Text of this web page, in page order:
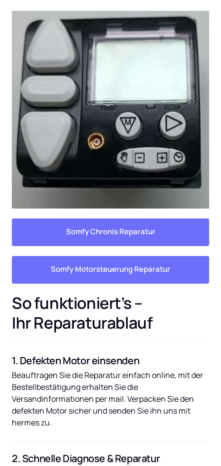
Somfy Chronis Reparatur
Somfy Motorsteuerung Reparatur
So funktioniert’s –
Ihr Reparaturablauf
1. Defekten Motor einsenden
Beauftragen Sie die Reparatur einfach online, mit der
Bestellbestätigung erhalten Sie die
Versandinformationen per mail. Verpacken Sie den
defekten Motor sicher und senden Sie ihn uns mit
hermes zu.
2. Schnelle Diagnose & Reparatur